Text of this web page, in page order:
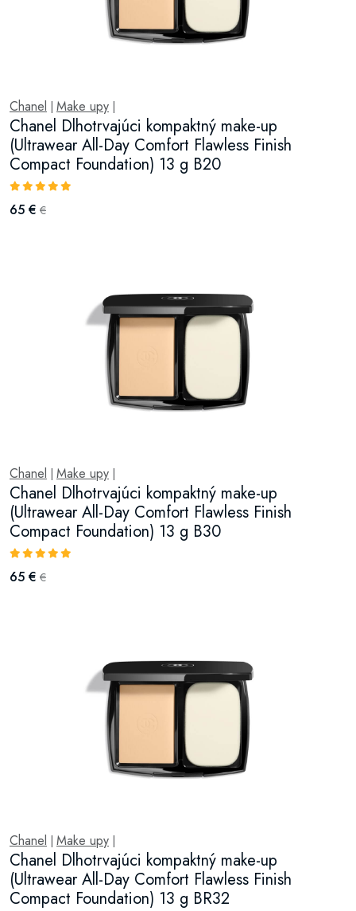
Chanel Make upy
Chanel Dlhotrvajúci kompaktný make-up
(Ultrawear All-Day Comfort Flawless Finish
Compact Foundation) 13 g B20
65 € €
Chanel Make upy
Chanel Dlhotrvajúci kompaktný make-up
(Ultrawear All-Day Comfort Flawless Finish
Compact Foundation) 13 g B30
65 € €
Chanel Make upy
Chanel Dlhotrvajúci kompaktný make-up
(Ultrawear All-Day Comfort Flawless Finish
Compact Foundation) 13 g BR32